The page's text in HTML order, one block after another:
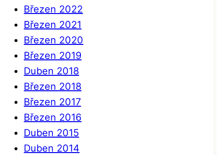
Březen 2022
Březen 2021
Březen 2020
Březen 2019
Duben 2018
Březen 2018
Březen 2017
Březen 2016
Duben 2015
Duben 2014